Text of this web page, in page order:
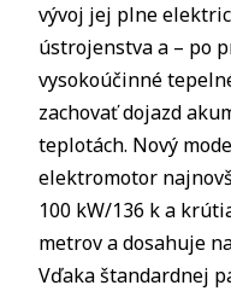
vývoj jej plne
ústrojenstva a – po
vysokoúčinné
zachovať dojazd
teplotách. Nový
elektromotor
100 kW/136 k a
metrov a dosahuje
Vďaka štandardnej